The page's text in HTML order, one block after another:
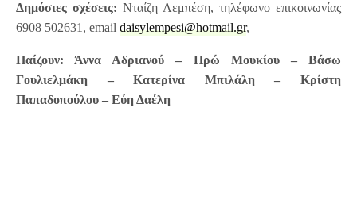
Δημόσιες σχέσεις: Νταίζη Λεμπέση, τηλέφωνο επικοινωνίας
6908 502631, emaildaisylempesi@hotmail.gr,
Παίζουν: Άννα Αδριανού – Ηρώ Μουκίου – Βάσω
Γουλιελμάκη – Κατερίνα Μπιλάλη – Κρίστη
Παπαδοπούλου – Εύη Δαέλη